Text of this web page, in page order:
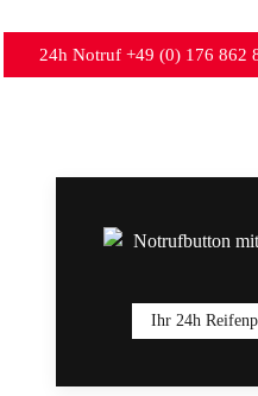
24h Notruf +49 (0) 176 862
Ihr 24h